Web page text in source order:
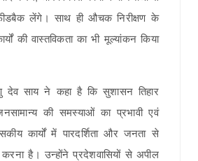
लेंगे। साथ ही औचक निरीक्षण के
की वास्तविकता का भी मूल्यांकन किया
देव साय ने कहा है कि सुशासन तिहार
की समस्याओं का प्रभावी एवं
कार्यों में पारदर्शिता और जनता से
करना है। उन्होंने प्रदेशवासियों से अपील